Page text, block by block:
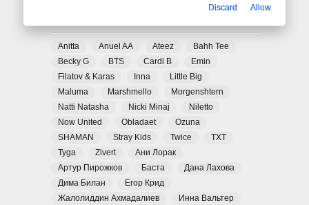
Anitta Anuel AA Ateez
Bahh Tee
Becky G
BTS Cardi B
Emin
Filatov & Karas
Inna
Little Big
Maluma
Marshmello
Morgenshtern
Natti Natasha
Nicki Minaj
Niletto
Now United
Obladaet
Ozuna
SHAMAN
Stray Kids Twice
TXT
Tyga
Zivert
Ани Лорак
Артур Пирожков
Баста
Дана Лахова
Дима Билан
Егор Крид
Жалолиддин Ахмадалиев
Инна Вальтер
Discard Allow